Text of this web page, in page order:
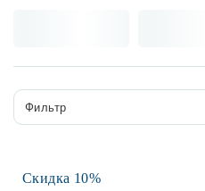
Трековые системы
Споты
Фильтр
Скидка 10%